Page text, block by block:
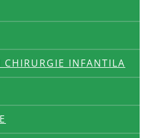
CHIRURGIE INFANTILA